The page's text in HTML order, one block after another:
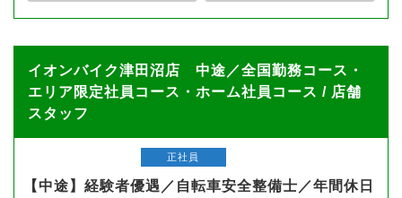
イオンバイク津田沼店 中途／全国勤務コース・
エリア限定社員コース・ホーム社員コース / 店舗
スタッフ
正社員
【中途】経験者優遇／自転車安全整備士／年間休日